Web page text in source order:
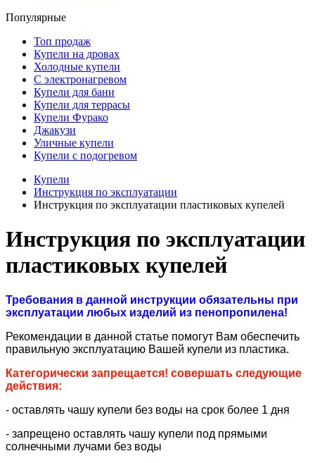
Популярные
Топ продаж
Купели на дровах
Холодные купели
С электронагревом
Купели для бани
Купели для террасы
Купели Фурако
Джакузи
Уличные купели
Купели с подогревом
Купели
Инструкция по эксплуатации
Инструкция по эксплуатации пластиковых купелей
Инструкция по эксплуатации
пластиковых купелей
Требования в данной инструкции обязательны при
эксплуатации любых изделий из пенопропилена!
Рекомендации в данной статье помогут Вам обеспечить
правильную эксплуатацию Вашей купели из пластика.
Категорически запрещается! совершать следующие
действия:
- оставлять чашу купели без воды на срок более 1 дня
- запрещено оставлять чашу купели под прямыми
солнечными лучами без воды